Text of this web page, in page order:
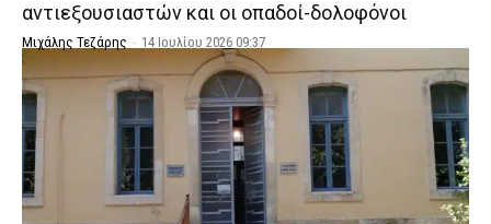
αντιεξουσιαστών και οι οπαδοί-δολοφόνοι
Μιχάλης Τεζάρης - 14 Ιουλίου 2026 09:37